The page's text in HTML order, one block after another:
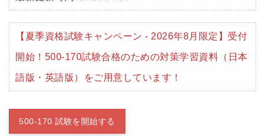
【夏季資格試験キャンペーン - 2026年8月限定】受付
開始！500-170試験合格のための対策学習資料（日本
語版・英語版）をご用意しています！
500-170 試験を開始する